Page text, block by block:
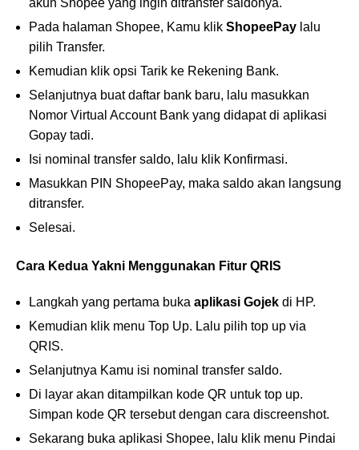
akun Shopee yang ingin ditransfer saldonya.
Pada halaman Shopee, Kamu klik ShopeePay lalu
pilih Transfer.
Kemudian klik opsi Tarik ke Rekening Bank.
Selanjutnya buat daftar bank baru, lalu masukkan
Nomor Virtual Account Bank yang didapat di aplikasi
Gopay tadi.
Isi nominal transfer saldo, lalu klik Konfirmasi.
Masukkan PIN ShopeePay, maka saldo akan langsung
ditransfer.
Selesai.
Cara Kedua Yakni Menggunakan Fitur QRIS
Langkah yang pertama buka aplikasi Gojek di HP.
Kemudian klik menu Top Up. Lalu pilih top up via
QRIS.
Selanjutnya Kamu isi nominal transfer saldo.
Di layar akan ditampilkan kode QR untuk top up.
Simpan kode QR tersebut dengan cara discreenshot.
Sekarang buka aplikasi Shopee, lalu klik menu Pindai